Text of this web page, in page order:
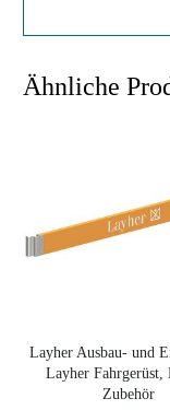
Ähnliche
Layher Ausbau- und
Layher Fahrgerüst,
Zubehör